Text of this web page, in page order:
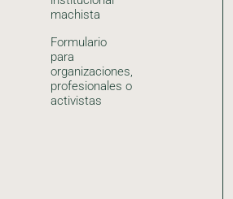
machista
Formulario
para
organizaciones,
profesionales o
activistas